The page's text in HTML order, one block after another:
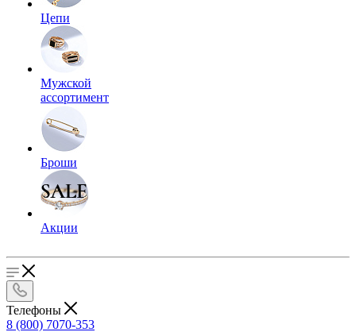
Цепи
Мужской
ассортимент
Броши
Акции
Телефоны
8 (800) 7070-353